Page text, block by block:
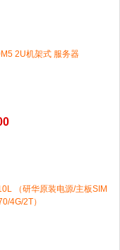
2U机架式 服务器
（研华原装电源/主板SIM
4G/2T）